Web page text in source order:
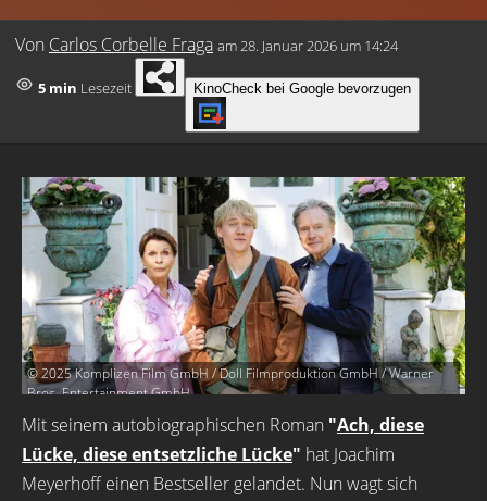
Von Carlos Corbelle Fraga am28. Januar 2026 um 14:24
5 min Lesezeit KinoCheck bei Google bevorzugen
© 2025 Komplizen Film GmbH / Doll Filmproduktion GmbH / Warner
Bros. Entertainment GmbH
Mit seinem autobiographischen Roman "Ach, diese
Lücke, diese entsetzliche Lücke" hat Joachim
Meyerhoff einen Bestseller gelandet. Nun wagt sich